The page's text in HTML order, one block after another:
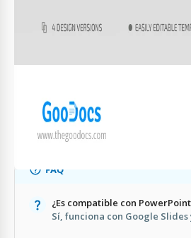
Incluye una biografía del autor
Asegúrate de tener buen
4 Agrega tu logotipo para un
FAQ
¿Es compatible con
Sí, funciona con Google